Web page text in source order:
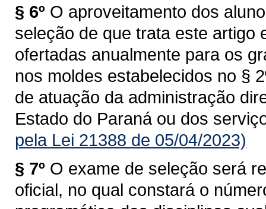
§ 6º O aproveitamento dos
seleção de que trata este artigo
ofertadas anualmente para os
nos moldes estabelecidos no §
de atuação da administração
Estado do Paraná ou dos
pela Lei 21388 de 05/04/2023)
§ 7º O exame de seleção será
oficial, no qual constará o